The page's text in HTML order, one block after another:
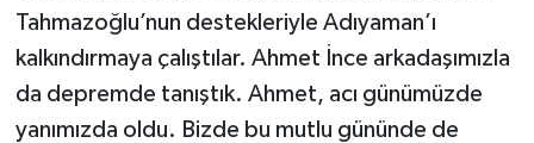
Tahmazoğlu’nun destekleriyle Adıyaman’ı
kalkındırmaya çalıştılar. Ahmet İnce arkadaşımızla
da depremde tanıştık. Ahmet, acı günümüzde
yanımızda oldu. Bizde bu mutlu gününde de